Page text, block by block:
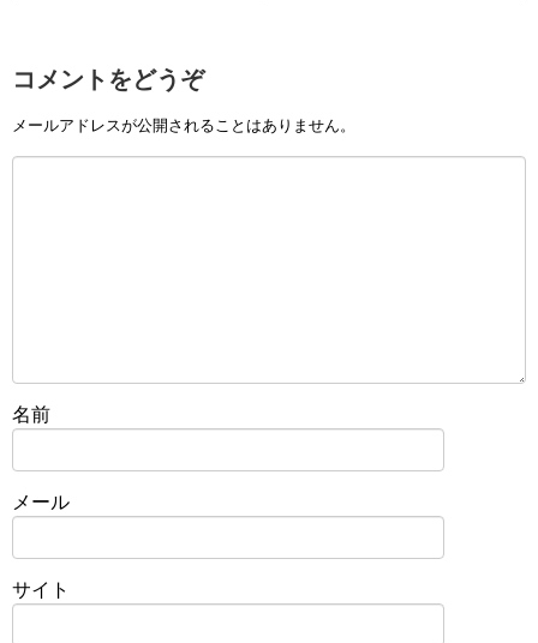
コメントをどうぞ
メールアドレスが公開されることはありません。
名前
メール
サイト